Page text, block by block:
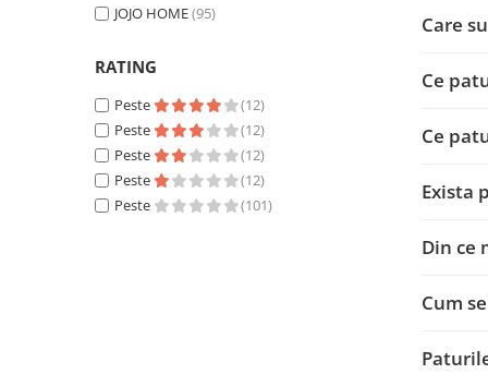
JOJO HOME(95)
RATING
Peste
(12)
Peste
(12)
Peste
(12)
Peste
(12)
Peste
(101)
Care
Ce
Ce
Exista
Din ce
Cum